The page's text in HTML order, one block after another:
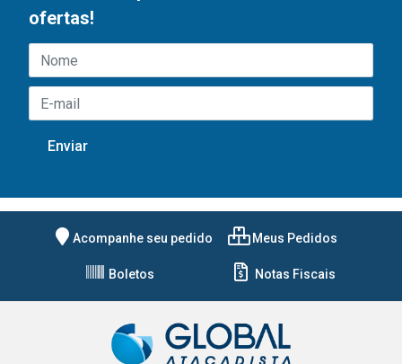
ofertas!
Acompanhe seu pedido Meus Pedidos
Boletos Notas Fiscais